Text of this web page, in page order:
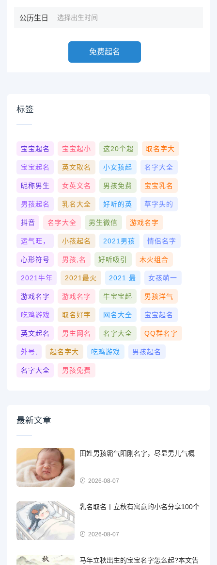
公历生日
免费起名
标签
宝宝起名 宝宝起小 这20个超 取名字大
宝宝起名 英文取名 小女孩起 名字大全
昵称男生 女英文名 男孩免费 宝宝乳名
男孩起名 乳名大全 好听的英 草字头的
抖音 名字大全 男生微信 游戏名字
运气旺， 小孩起名 2021男孩 情侣名字
心形符号 男孩,名 好听吸引 木火组合
2021牛年 2021最火 2021 最 女孩萌一
游戏名字 游戏名字 牛宝宝起 男孩洋气
吃鸡游戏 取名好字 网名大全 宝宝起名
英文起名 男生网名 名字大全 QQ群名字
外号, 起名字大 吃鸡游戏 男孩起名
名字大全 男孩免费
最新文章
田姓男孩霸气阳刚名字，尽显男儿气概
2026-08-07
乳名取名丨立秋有寓意的小名分享100个
2026-08-07
马年立秋出生的宝宝名字怎么起?本文告